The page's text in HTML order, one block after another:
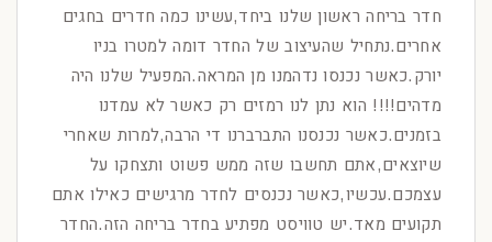
חדר בריחה ראשון שלנו ביחד,עשינו כמה חדרים בחגים
אחרים.נתחיל שהעיצוב של החדר דומה למטרו בניו
יורק.כאשר נכנסו נדהמנו מן המראה.המפעיל שלנו היה
מדהים!!!! הוא נתן לנו רמזים רק כאשר לא עמדנו
בזמנים.כאשר נכנסנו התברברנו די הרבה,למרות שאחרי
שיוצאים,אתם תחשבו שזה ממש פשוט ותצחקו על
עצמכם.עכשיו,כאשר נכנסים לחדר מרגישים כאילו אתם
תקועים מאד.יש טוויסט מפתיע בחדר בריחה הזה.החדר